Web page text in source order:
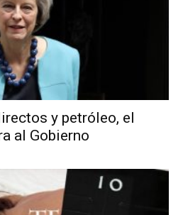
y petróleo, el
al Gobierno